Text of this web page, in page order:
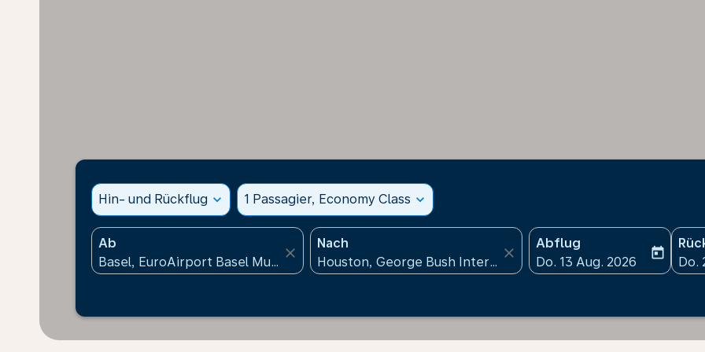
Hin- und Rückflug expand_more 1 Passagier, Economy Class expand_more
Ab
close
Nach
close
Abflug
fc-booking-departure-
Do. 13 Aug. 2026
today
fc-
Do.